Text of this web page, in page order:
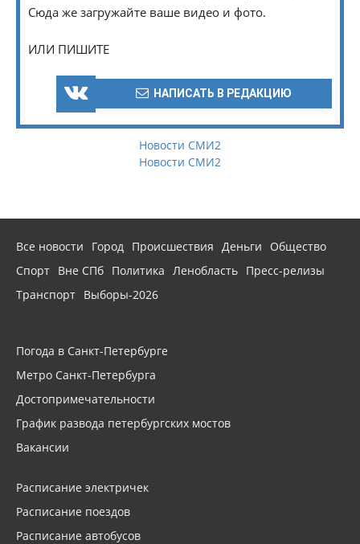
Сюда же загружайте ваше видео и фото.
ИЛИ ПИШИТЕ
НАПИСАТЬ В РЕДАКЦИЮ
Новости СМИ2
Новости СМИ2
Все новости Город Происшествия Деньги
Общество
Спорт Вне СПб Политика Ленобласть Пресс-релизы
Транспорт Выборы-2026
Погода в Санкт-Петербурге
Метро Санкт-Петербурга
Достопримечательности
График развода петербургских мостов
Вакансии
Расписание электричек
Расписание поездов
Расписание автобусов